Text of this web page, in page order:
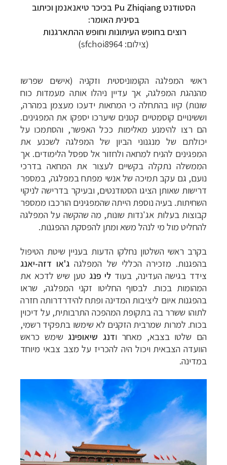
הסטודנט Pu Zhiqiang
בכיכר טיאנאנמן וכיתוב
בסינית האומר:
רוצים בחופש העיתונות וחופש ההתארגנות
(צילום: sfchoi8964
)
ראשי המפלגה הקומוניסטית וזקניה (אישים שפרשו
מהנהגת המפלגה, אך עדיין ניהלו אותה מעמדות כוח
שונות) קיוו בהתחלה כי המחאות ידעכו מעצמן במהרה,
וששינויים קוסמטיים קטנים שיערכו יספקו את המפגינים.
הם רצו להימנע מאלימות ככל האפשר, והסתמכו על
יכולתם של מנגנוני הביון של המפלגה לשכנע את
המפגינים להניח למחאה ולחזור אל ספסל הלימודים. אך
הממשלה נתקלה בקשיים לעצור את המחאה בדרכי
נועם, גם עקב תמיכה של אנשי מפתח במפלגה, במספר
דרישות שאותן הציגו הסטודנטים, ובעיקר בדרישה לניקוי
השחיתות. בעיה נוספת הייתה שהמפגינים הורכבו ממספר
קבוצות בעלות אג'נדות שונות, מה שהקשה על המפלגה
להחליט מול מי לנהל משא ומתן להפסקת ההפגנות.
בקרב ראשי השלטון נחלקו הדעות בעניין שיטת הטיפול
בהפגנות. מזכירה הכללי של המפלגה ג'או דזה-יאנג
צידד בגישה העדינה, בעוד לי פנג טען שיש לדכא את
המהומות בכוח. לבסוף החליטו זקני המפלגה, שראו
בהפגנות איום ליציבות המדינה ופתח להידרדרותה חזרה
לתוהו ששרר בה בתקופת המהפכה התרבותית, על דיכוין
בכוח. למרות שמרבית הזקנים לא שימשו בתפקיד רשמי,
הם שלטו בצבא, מאחר ודנג שיאופינגשימש כראש
הוועדה הצבאית ויכול היה להכריז על מצב צבאי מיוחד
במדינה.